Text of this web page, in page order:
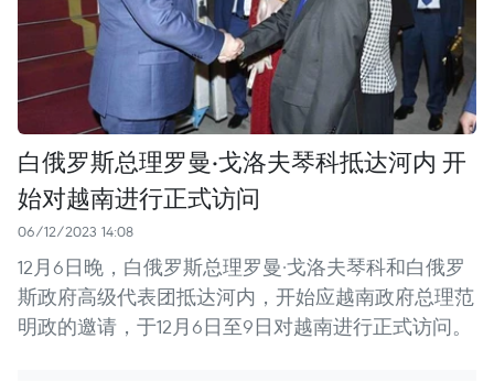
白俄罗斯总理罗曼·戈洛夫琴科抵达河内 开
始对越南进行正式访问
06/12/2023 14:08
12月6日晚，白俄罗斯总理罗曼·戈洛夫琴科和白俄罗
斯政府高级代表团抵达河内，开始应越南政府总理范
明政的邀请，于12月6日至9日对越南进行正式访问。